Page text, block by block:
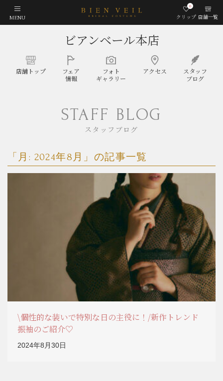
MENU クリップ
0
店舗一覧
ビアンベール本店
店舗トップ
フェア
情報
フォト
ギャラリー
アクセス
スタッフ
ブログ
STAFF BLOG
スタッフブログ
「月: 2024年8月 」の記事一覧
\個性的な装いで特別な日の主役に！/新作トレンド
振袖のご紹介♡
2024年8月30日